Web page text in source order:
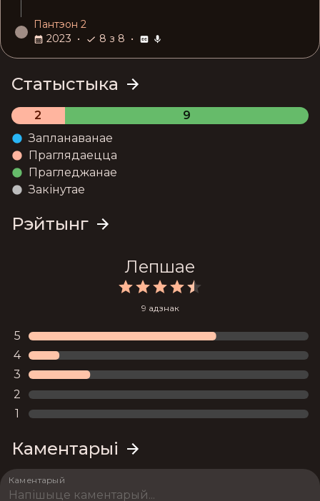
Пантэон 2
2023 • 8 з 8 •
Статыстыка
2
9
Запланаванае
Праглядаецца
Прагледжанае
Закінутае
Рэйтынг
Лепшае
9 адзнак
5
4
3
2
1
Каментарыі
Каментарый